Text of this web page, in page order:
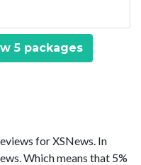
5 packages
for XSNews. In
Which means that 5%